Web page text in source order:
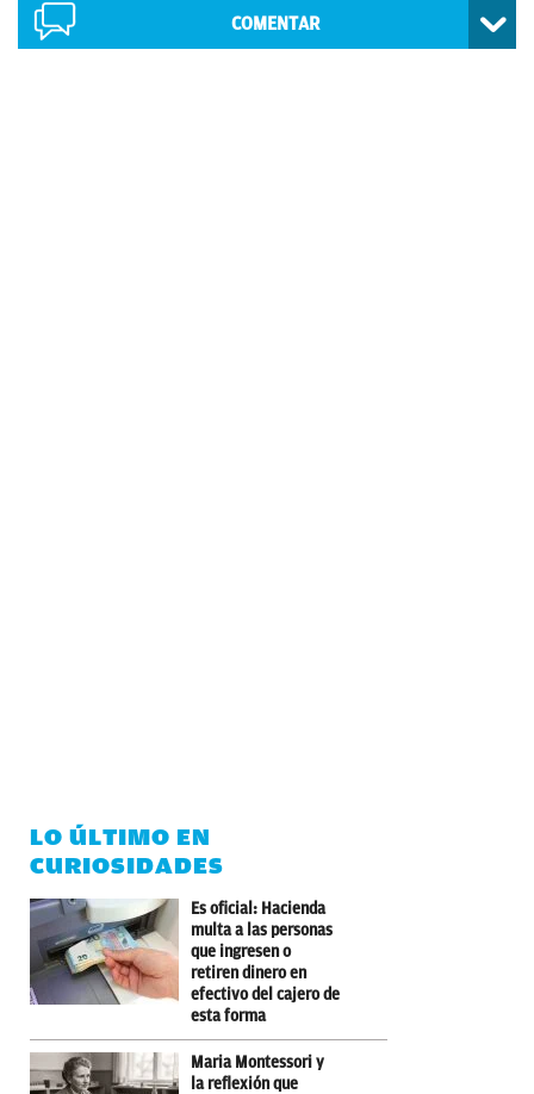
COMENTAR
LO ÚLTIMO EN
CURIOSIDADES
Es oficial: Hacienda
multa a las personas
que ingresen o
retiren dinero en
efectivo del cajero de
esta forma
Maria Montessori y
la reflexión que